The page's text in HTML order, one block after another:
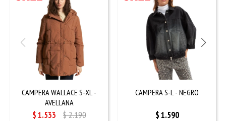
CAMPERA WALLACE S-XL -
AVELLANA
$1.533 $2.190
CAMPERA S-L - NEGRO
$1.590